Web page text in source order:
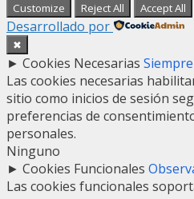
Customize Reject All Accept All
Desarrollado por
✖
► Cookies Necesarias
Las cookies necesarias
sitio como inicios de sesión
preferencias de
personales.
Ninguno
► Cookies Funcionales
Las cookies funcionales